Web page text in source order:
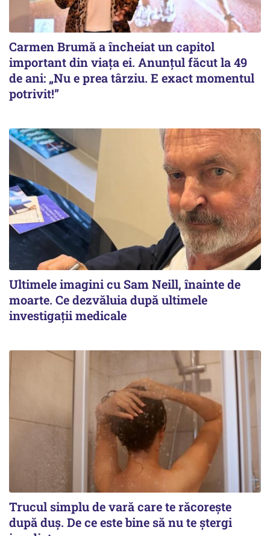
Carmen Brumă a încheiat un capitol
important din viața ei. Anunțul făcut la 49
de ani: „Nu e prea târziu. E exact momentul
potrivit!”
Ultimele imagini cu Sam Neill, înainte de
moarte. Ce dezvăluia după ultimele
investigații medicale
Trucul simplu de vară care te răcorește
după duș. De ce este bine să nu te ștergi